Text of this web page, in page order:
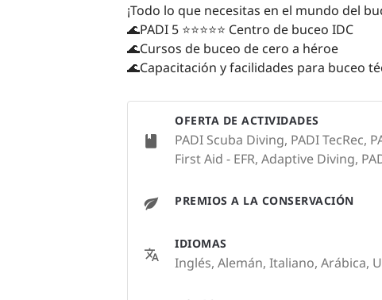
¡Todo lo que necesitas en el mundo del
🌊PADI 5 ⭐️⭐️⭐️⭐️⭐️ Centro de buceo IDC
🌊Cursos de buceo de cero a héroe
🌊Capacitación y facilidades para buceo
OFERTA DE ACTIVIDADES
PADI Scuba Diving, PADI TecRec,
First Aid - EFR, Adaptive Diving,
PREMIOS A LA CONSERVACIÓN
IDIOMAS
Inglés, Alemán, Italiano, Arábica,